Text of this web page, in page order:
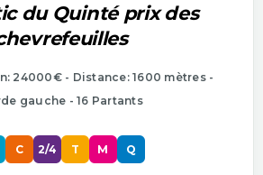
du Quinté prix des
24000€ - Distance: 1600 mètres -
gauche - 16 Partants
C 2/4 T M Q